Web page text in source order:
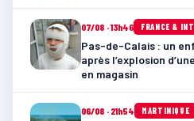
07/08 · 13h46 FRANCE &
Pas-de-Calais : un
après l’explosion
en magasin
06/08 · 21h54 MARTINIQUE